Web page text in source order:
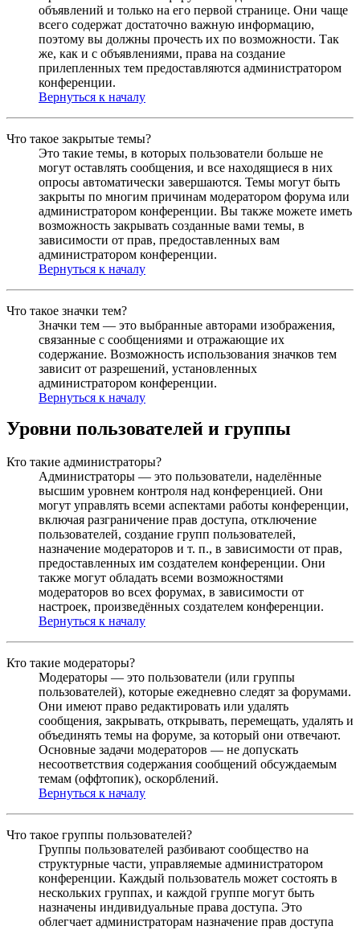
объявлений и только на его первой странице. Они чаще
всего содержат достаточно важную информацию,
поэтому вы должны прочесть их по возможности. Так
же, как и с объявлениями, права на создание
прилепленных тем предоставляются администратором
конференции.
Вернуться к началу
Что такое закрытые темы?
Это такие темы, в которых пользователи больше не
могут оставлять сообщения, и все находящиеся в них
опросы автоматически завершаются. Темы могут быть
закрыты по многим причинам модератором форума или
администратором конференции. Вы также можете иметь
возможность закрывать созданные вами темы, в
зависимости от прав, предоставленных вам
администратором конференции.
Вернуться к началу
Что такое значки тем?
Значки тем — это выбранные авторами изображения,
связанные с сообщениями и отражающие их
содержание. Возможность использования значков тем
зависит от разрешений, установленных
администратором конференции.
Вернуться к началу
Уровни пользователей и группы
Кто такие администраторы?
Администраторы — это пользователи, наделённые
высшим уровнем контроля над конференцией. Они
могут управлять всеми аспектами работы конференции,
включая разграничение прав доступа, отключение
пользователей, создание групп пользователей,
назначение модераторов и т. п., в зависимости от прав,
предоставленных им создателем конференции. Они
также могут обладать всеми возможностями
модераторов во всех форумах, в зависимости от
настроек, произведённых создателем конференции.
Вернуться к началу
Кто такие модераторы?
Модераторы — это пользователи (или группы
пользователей), которые ежедневно следят за форумами.
Они имеют право редактировать или удалять
сообщения, закрывать, открывать, перемещать, удалять и
объединять темы на форуме, за который они отвечают.
Основные задачи модераторов — не допускать
несоответствия содержания сообщений обсуждаемым
темам (оффтопик), оскорблений.
Вернуться к началу
Что такое группы пользователей?
Группы пользователей разбивают сообщество на
структурные части, управляемые администратором
конференции. Каждый пользователь может состоять в
нескольких группах, и каждой группе могут быть
назначены индивидуальные права доступа. Это
облегчает администраторам назначение прав доступа